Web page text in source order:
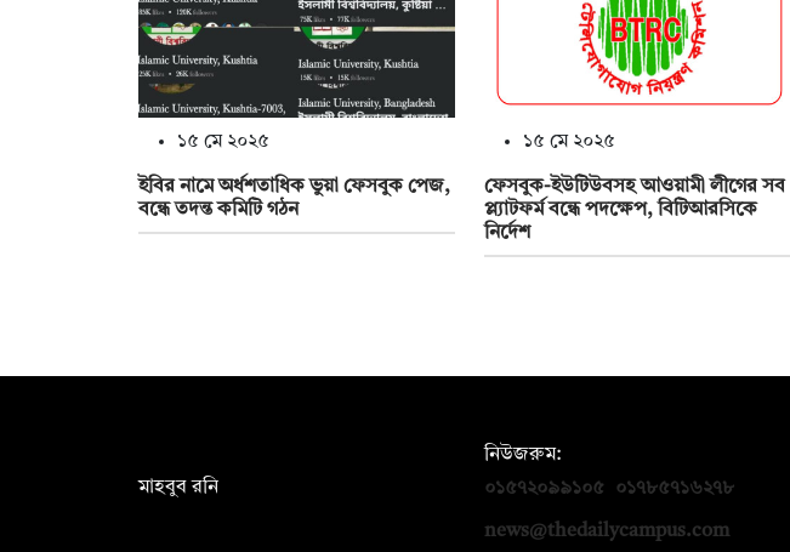
১৫ মে ২০২৫
ইবির নামে অর্ধশতাধিক ভুয়া ফেসবুক পেজ,
বন্ধে তদন্ত কমিটি গঠন
১৫ মে ২০২৫
ফেসবুক-ইউটিউবসহ আওয়ামী লীগের সব
প্ল্যাটফর্ম বন্ধে পদক্ষেপ, বিটিআরসিকে
নির্দেশ
মাহবুব রনি
নিউজরুম:
০১৫৭২০৯৯১০৫
০১৭৮৫৭১৬২৭৮
news@thedailycampus.com